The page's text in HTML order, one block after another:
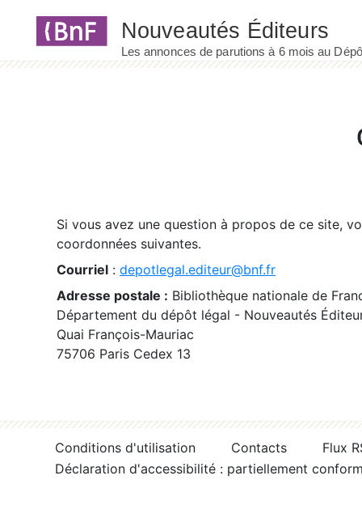
Si vous avez une question à propos de ce site,
coordonnées suivantes.
Courriel : depotlegal.editeur@bnf.fr
Adresse postale : Bibliothèque nationale de
Département du dépôt légal - Nouveautés
Quai François-Mauriac
75706 Paris Cedex 13
Conditions d'utilisation Contacts
Flux
Déclaration d'accessibilité : partiellement